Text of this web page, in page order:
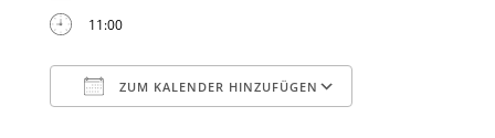
11:00
ZUM KALENDER HINZUFÜGEN